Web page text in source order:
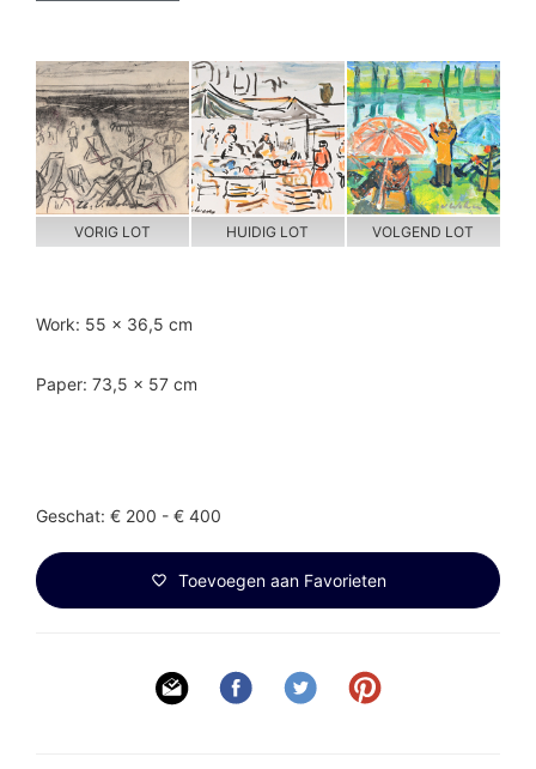
VORIG LOT HUIDIG LOT VOLGEND LOT
Work: 55 x 36,5 cm
Paper: 73,5 x 57 cm
Geschat: € 200 - € 400
Toevoegen aan Favorieten